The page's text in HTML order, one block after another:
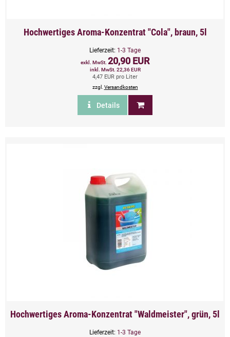
Hochwertiges Aroma-Konzentrat "Cola", braun, 5l
Lieferzeit: 1-3 Tage
exkl. MwSt. 20,90 EUR
inkl. MwSt. 22,36 EUR
4,47 EUR pro Liter
zzgl. Versandkosten
Details
Hochwertiges Aroma-Konzentrat "Waldmeister", grün, 5l
Lieferzeit: 1-3 Tage